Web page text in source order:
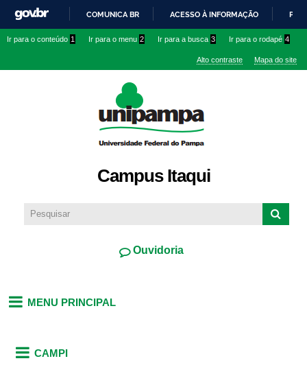
conteúdo
IR
O
COMUNICA BR ACESSO À INFORMAÇÃO
Ir para o conteúdo 1 Ir para o menu 2 Ir para a busca 3 Ir para o rodapé 4
Alto contraste Mapa do site
Campus Itaqui
Ouvidoria
MENU PRINCIPAL
CAMPI